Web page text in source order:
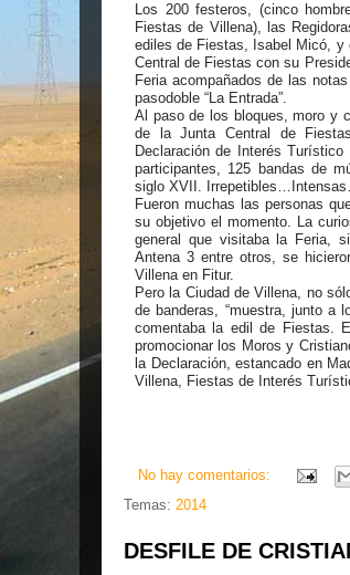
Los 200 festeros, (cinco
Fiestas de Villena), las
ediles de Fiestas, Isabel Micó, y
Central de Fiestas con su
Feria acompañados de las
pasodoble “La Entrada”.
Al paso de los bloques, moro y
de la Junta Central de
Declaración de Interés
participantes, 125 bandas de
siglo XVII.
Fueron muchas las personas
su objetivo el momento. La
general que visitaba la Feria,
Antena 3 entre otros, se
Villena en Fitur.
Pero la Ciudad de Villena, no
de banderas, “muestra, junto a
comentaba la edil de Fiestas.
promocionar los Moros y
la Declaración, estancado en
Villena, Fiestas de Interés
No hay comentarios:
Temas: 2014
DESFILE DE